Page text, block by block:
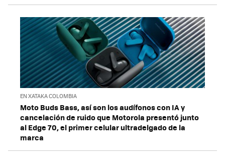
EN XATAKA COLOMBIA
Moto Buds Bass, así son los audífonos con IA y
cancelación de ruido que Motorola presentó junto
al Edge 70, el primer celular ultradelgado de la
marca